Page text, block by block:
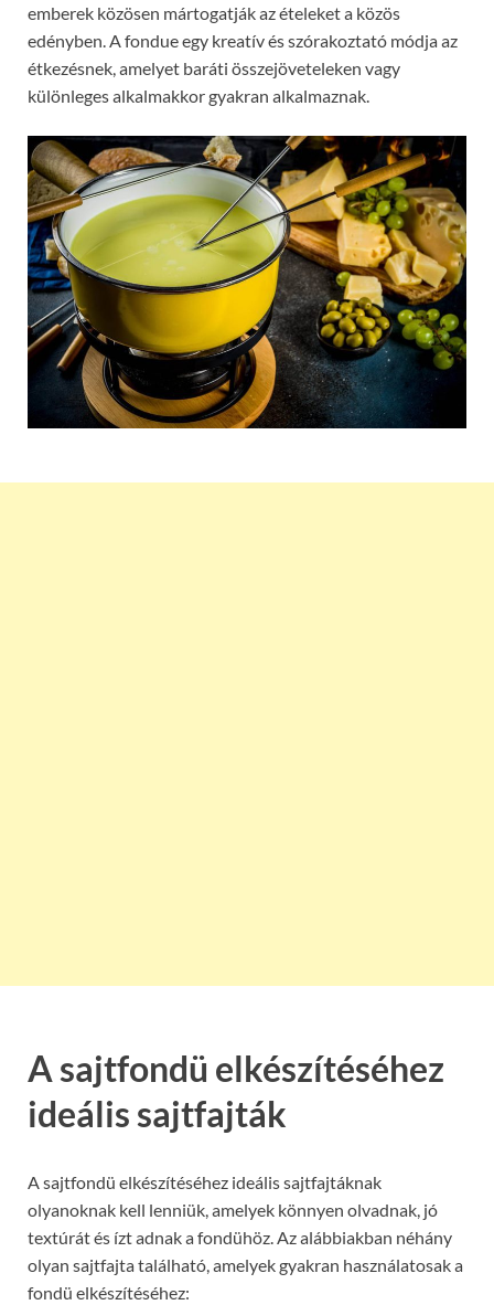
emberek közösen mártogatják az ételeket a közös
edényben. A fondue egy kreatív és szórakoztató módja az
étkezésnek, amelyet baráti összejöveteleken vagy
különleges alkalmakkor gyakran alkalmaznak.
A sajtfondü elkészítéséhez
ideális sajtfajták
A sajtfondü elkészítéséhez ideális sajtfajtáknak
olyanoknak kell lenniük, amelyek könnyen olvadnak, jó
textúrát és ízt adnak a fondühöz. Az alábbiakban néhány
olyan sajtfajta található, amelyek gyakran használatosak a
fondü elkészítéséhez: